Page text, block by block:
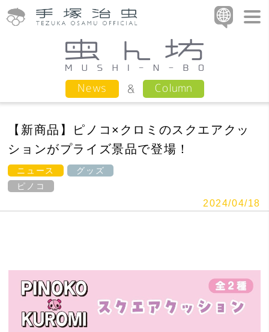
News Column
【新商品】ピノコ×クロミのスクエアクッ
ションがプライズ景品で登場！
ニュース
グッズ
ピノコ
2024/04/18